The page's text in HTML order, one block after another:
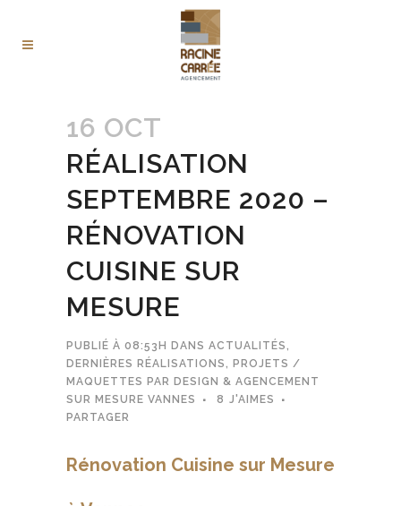
16 OCT
RÉALISATION
SEPTEMBRE 2020 –
RÉNOVATION
CUISINE SUR
MESURE
PUBLIÉ À 08:53H DANS ACTUALITÉS,
DERNIÈRES RÉALISATIONS, PROJETS /
MAQUETTES PAR DESIGN & AGENCEMENT
SUR MESURE VANNES
8 J'AIMES
PARTAGER
Rénovation Cuisine sur Mesure